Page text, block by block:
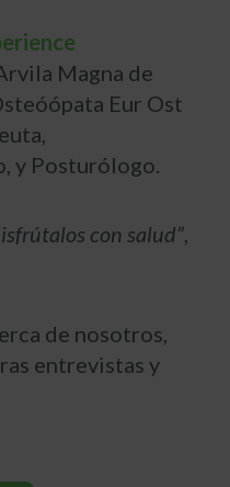
Magna de
Eur Ost
y Posturólogo.
con salud”
de nosotros,
entrevistas y